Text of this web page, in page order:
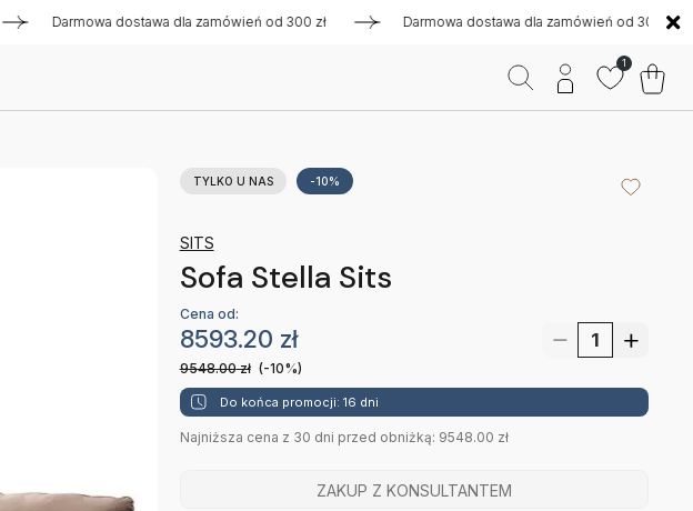
Darmowa dostawa dla zamówień od 300 zł Darmowa dostawa dla zamówień od 300 zł
1
TYLKO U NAS -10%
SITS
Sofa Stella Sits
Cena od:
8593.20 zł
9548.00zł (-10%)
Do końca promocji: 16 dni
Najniższa cena z 30 dni przed obniżką: 9548.00 zł
ZAKUP Z KONSULTANTEM